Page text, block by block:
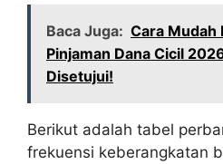
Baca Juga: Cara Mudah
Pinjaman Dana Cicil
Disetujui!
Berikut adalah tabel
frekuensi keberangkatan